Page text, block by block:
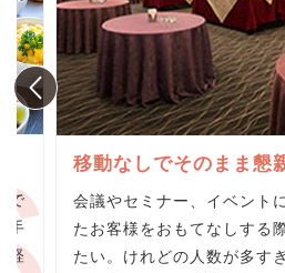
で
手
軽
移動なしでそのまま懇
会議やセミナー、イベント
たお客様をおもてなしする
たい。けれどの人数が多す